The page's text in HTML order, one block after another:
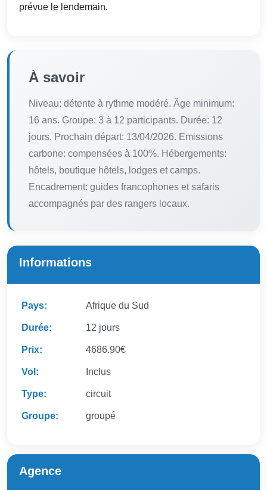
prévue le lendemain.
À savoir
Niveau: détente à rythme modéré. Âge minimum:
16 ans. Groupe: 3 à 12 participants. Durée: 12
jours. Prochain départ: 13/04/2026. Emissions
carbone: compensées à 100%. Hébergements:
hôtels, boutique hôtels, lodges et camps.
Encadrement: guides francophones et safaris
accompagnés par des rangers locaux.
Informations
Pays: Afrique du Sud
Durée: 12 jours
Prix: 4686.90€
Vol: Inclus
Type: circuit
Groupe: groupé
Agence